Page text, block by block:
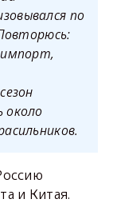
по
импорт,
около
и Китая.